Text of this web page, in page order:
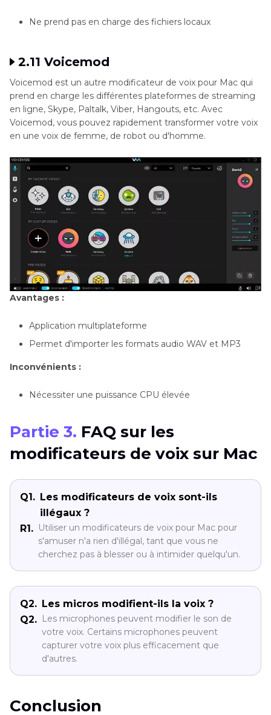
Ne prend pas en charge des fichiers locaux
2.11 Voicemod
Voicemod est un autre modificateur de voix pour Mac qui
prend en charge les différentes plateformes de streaming
en ligne, Skype, Paltalk, Viber, Hangouts, etc. Avec
Voicemod, vous pouvez rapidement transformer votre voix
en une voix de femme, de robot ou d'homme.
Avantages :
Application multiplateforme
Permet d'importer les formats audio WAV et MP3
Inconvénients :
Nécessiter une puissance CPU élevée
Partie 3. FAQ sur les
modificateurs de voix sur Mac
Q1. Les modificateurs de voix sont-ils
illégaux ?
R1. Utiliser un modificateurs de voix pour Mac pour
s'amuser n'a rien d'illégal, tant que vous ne
cherchez pas à blesser ou à intimider quelqu'un.
Q2. Les micros modifient-ils la voix ?
Q2.
Les microphones peuvent modifier le son de
votre voix. Certains microphones peuvent
capturer votre voix plus efficacement que
d'autres.
Conclusion